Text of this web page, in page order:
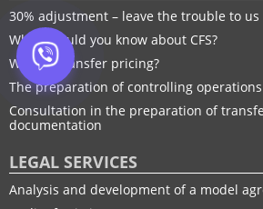
30% adjustment – leave the trouble to us
What should you know about CFS?
What is transfer pricing?
The preparation of controlling
Consultation in the preparation of
documentation
LEGAL SERVICES
Analysis and development of a model